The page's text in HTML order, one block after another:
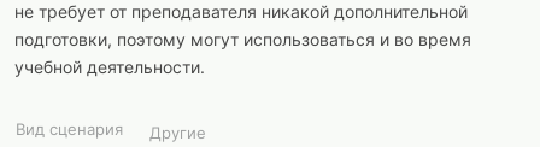
не требует от преподавателя никакой дополнительной
подготовки, поэтому могут использоваться и во время
учебной деятельности.
Вид сценария
Другие